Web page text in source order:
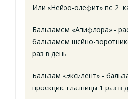
Или «Нейро-олефит» по 2
Бальзамом «Апифлора» -
бальзамом шейно-
раз в день
Бальзам «Эксилент» -
проекцию глазницы 1 раз в